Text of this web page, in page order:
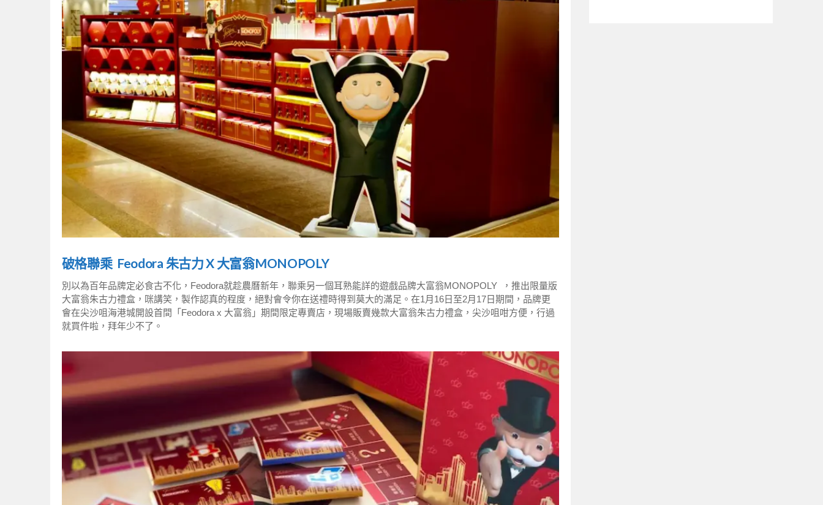
破格聯乘 Feodora 朱古力 X 大富翁MONOPOLY
別以為百年品牌定必食古不化，Feodora就趁農曆新年，聯乘另一個耳熟能詳的遊戲品牌大富翁MONOPOLY ，推出限量版
大富翁朱古力禮盒，咪講笑，製作認真的程度，絕對會令你在送禮時得到莫大的滿足。在1月16日至2月17日期間，品牌更
會在尖沙咀海港城開設首間「Feodora x 大富翁」期間限定專賣店，現場販賣幾款大富翁朱古力禮盒，尖沙咀咁方便，行過
就買件啦，拜年少不了。